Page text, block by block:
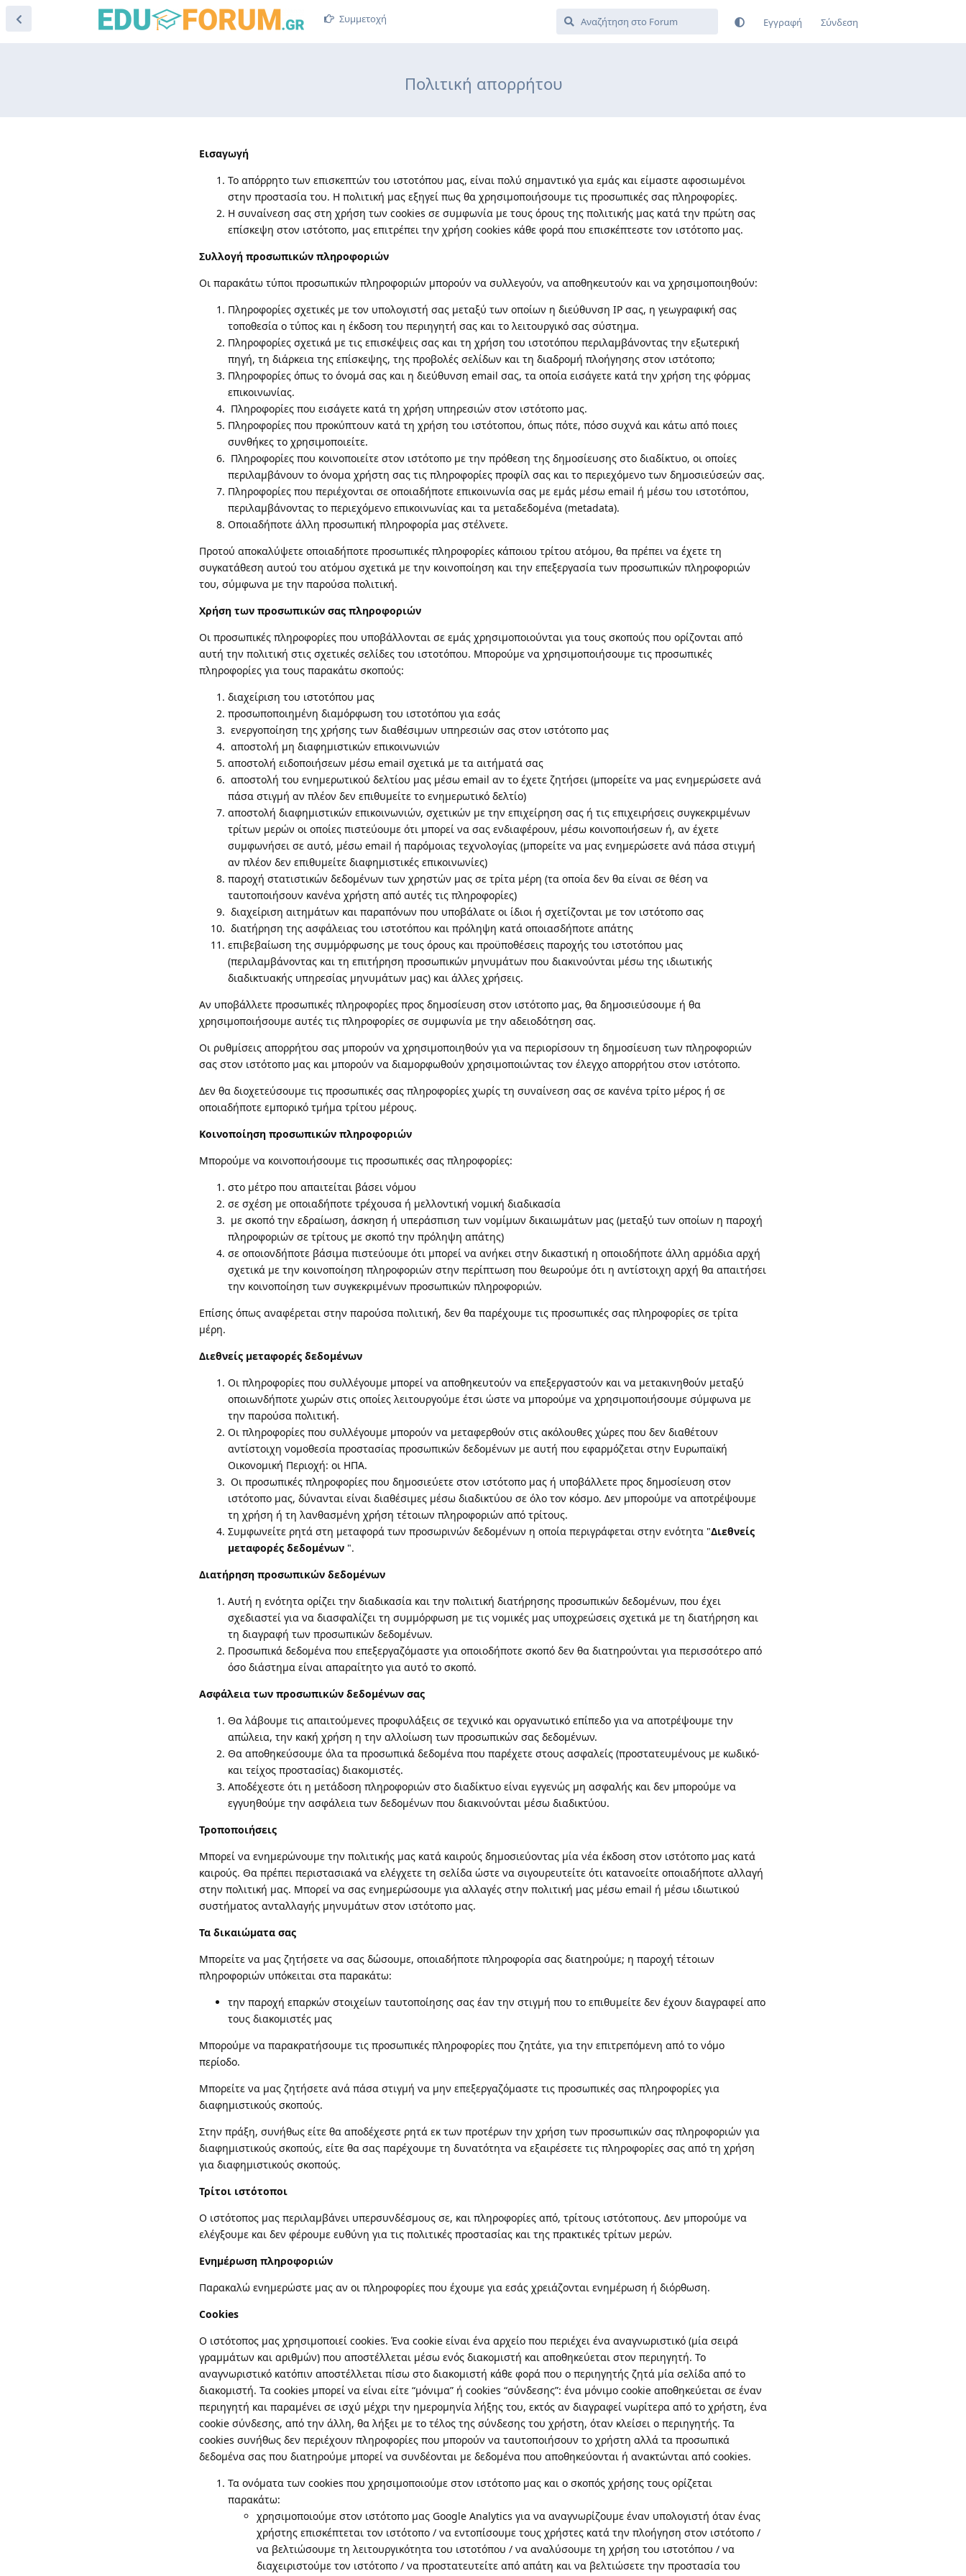
Συμμετοχή Εγγραφή Σύνδεση
Πολιτική απορρήτου
Εισαγωγή
Το απόρρητο των επισκεπτών του ιστοτόπου μας, είναι πολύ σημαντικό για εμάς και είμαστε αφοσιωμένοι
στην προστασία του. Η πολιτική μας εξηγεί πως θα χρησιμοποιήσουμε τις προσωπικές σας πληροφορίες.
Η συναίνεση σας στη χρήση των cookies σε συμφωνία με τους όρους της πολιτικής μας κατά την πρώτη σας
επίσκεψη στον ιστότοπο, μας επιτρέπει την χρήση cookies κάθε φορά που επισκέπτεστε τον ιστότοπο μας.
Συλλογή προσωπικών πληροφοριών
Οι παρακάτω τύποι προσωπικών πληροφοριών μπορούν να συλλεγούν, να αποθηκευτούν και να χρησιμοποιηθούν:
Πληροφορίες σχετικές με τον υπολογιστή σας μεταξύ των οποίων η διεύθυνση IP σας, η γεωγραφική σας
τοποθεσία ο τύπος και η έκδοση του περιηγητή σας και το λειτουργικό σας σύστημα.
Πληροφορίες σχετικά με τις επισκέψεις σας και τη χρήση του ιστοτόπου περιλαμβάνοντας την εξωτερική
πηγή, τη διάρκεια της επίσκεψης, της προβολές σελίδων και τη διαδρομή πλοήγησης στον ιστότοπο;
Πληροφορίες όπως το όνομά σας και η διεύθυνση email σας, τα οποία εισάγετε κατά την χρήση της φόρμας
επικοινωνίας.
Πληροφορίες που εισάγετε κατά τη χρήση υπηρεσιών στον ιστότοπο μας.
Πληροφορίες που προκύπτουν κατά τη χρήση του ιστότοπου, όπως πότε, πόσο συχνά και κάτω από ποιες
συνθήκες το χρησιμοποιείτε.
Πληροφορίες που κοινοποιείτε στον ιστότοπο με την πρόθεση της δημοσίευσης στο διαδίκτυο, οι οποίες
περιλαμβάνουν το όνομα χρήστη σας τις πληροφορίες προφίλ σας και το περιεχόμενο των δημοσιεύσεών σας.
Πληροφορίες που περιέχονται σε οποιαδήποτε επικοινωνία σας με εμάς μέσω email ή μέσω του ιστοτόπου,
περιλαμβάνοντας το περιεχόμενο επικοινωνίας και τα μεταδεδομένα (metadata).
Οποιαδήποτε άλλη προσωπική πληροφορία μας στέλνετε.
Προτού αποκαλύψετε οποιαδήποτε προσωπικές πληροφορίες κάποιου τρίτου ατόμου, θα πρέπει να έχετε τη
συγκατάθεση αυτού του ατόμου σχετικά με την κοινοποίηση και την επεξεργασία των προσωπικών πληροφοριών
του, σύμφωνα με την παρούσα πολιτική.
Χρήση των προσωπικών σας πληροφοριών
Οι προσωπικές πληροφορίες που υποβάλλονται σε εμάς χρησιμοποιούνται για τους σκοπούς που ορίζονται από
αυτή την πολιτική στις σχετικές σελίδες του ιστοτόπου. Μπορούμε να χρησιμοποιήσουμε τις προσωπικές
πληροφορίες για τους παρακάτω σκοπούς:
διαχείριση του ιστοτόπου μας
προσωποποιημένη διαμόρφωση του ιστοτόπου για εσάς
ενεργοποίηση της χρήσης των διαθέσιμων υπηρεσιών σας στον ιστότοπο μας
αποστολή μη διαφημιστικών επικοινωνιών
αποστολή ειδοποιήσεων μέσω email σχετικά με τα αιτήματά σας
αποστολή του ενημερωτικού δελτίου μας μέσω email αν το έχετε ζητήσει (μπορείτε να μας ενημερώσετε ανά
πάσα στιγμή αν πλέον δεν επιθυμείτε το ενημερωτικό δελτίο)
αποστολή διαφημιστικών επικοινωνιών, σχετικών με την επιχείρηση σας ή τις επιχειρήσεις συγκεκριμένων
τρίτων μερών οι οποίες πιστεύουμε ότι μπορεί να σας ενδιαφέρουν, μέσω κοινοποιήσεων ή, αν έχετε
συμφωνήσει σε αυτό, μέσω email ή παρόμοιας τεχνολογίας (μπορείτε να μας ενημερώσετε ανά πάσα στιγμή
αν πλέον δεν επιθυμείτε διαφημιστικές επικοινωνίες)
παροχή στατιστικών δεδομένων των χρηστών μας σε τρίτα μέρη (τα οποία δεν θα είναι σε θέση να
ταυτοποιήσουν κανένα χρήστη από αυτές τις πληροφορίες)
διαχείριση αιτημάτων και παραπόνων που υποβάλατε οι ίδιοι ή σχετίζονται με τον ιστότοπο σας
διατήρηση της ασφάλειας του ιστοτόπου και πρόληψη κατά οποιασδήποτε απάτης
επιβεβαίωση της συμμόρφωσης με τους όρους και προϋποθέσεις παροχής του ιστοτόπου μας
(περιλαμβάνοντας και τη επιτήρηση προσωπικών μηνυμάτων που διακινούνται μέσω της ιδιωτικής
διαδικτυακής υπηρεσίας μηνυμάτων μας) και άλλες χρήσεις.
Αν υποβάλλετε προσωπικές πληροφορίες προς δημοσίευση στον ιστότοπο μας, θα δημοσιεύσουμε ή θα
χρησιμοποιήσουμε αυτές τις πληροφορίες σε συμφωνία με την αδειοδότηση σας.
Οι ρυθμίσεις απορρήτου σας μπορούν να χρησιμοποιηθούν για να περιορίσουν τη δημοσίευση των πληροφοριών
σας στον ιστότοπο μας και μπορούν να διαμορφωθούν χρησιμοποιώντας τον έλεγχο απορρήτου στον ιστότοπο.
Δεν θα διοχετεύσουμε τις προσωπικές σας πληροφορίες χωρίς τη συναίνεση σας σε κανένα τρίτο μέρος ή σε
οποιαδήποτε εμπορικό τμήμα τρίτου μέρους.
Κοινοποίηση προσωπικών πληροφοριών
Μπορούμε να κοινοποιήσουμε τις προσωπικές σας πληροφορίες:
στο μέτρο που απαιτείται βάσει νόμου
σε σχέση με οποιαδήποτε τρέχουσα ή μελλοντική νομική διαδικασία
με σκοπό την εδραίωση, άσκηση ή υπεράσπιση των νομίμων δικαιωμάτων μας (μεταξύ των οποίων η παροχή
πληροφοριών σε τρίτους με σκοπό την πρόληψη απάτης)
σε οποιονδήποτε βάσιμα πιστεύουμε ότι μπορεί να ανήκει στην δικαστική η οποιοδήποτε άλλη αρμόδια αρχή
σχετικά με την κοινοποίηση πληροφοριών στην περίπτωση που θεωρούμε ότι η αντίστοιχη αρχή θα απαιτήσει
την κοινοποίηση των συγκεκριμένων προσωπικών πληροφοριών.
Επίσης όπως αναφέρεται στην παρούσα πολιτική, δεν θα παρέχουμε τις προσωπικές σας πληροφορίες σε τρίτα
μέρη.
Διεθνείς μεταφορές δεδομένων
Οι πληροφορίες που συλλέγουμε μπορεί να αποθηκευτούν να επεξεργαστούν και να μετακινηθούν μεταξύ
οποιωνδήποτε χωρών στις οποίες λειτουργούμε έτσι ώστε να μπορούμε να χρησιμοποιήσουμε σύμφωνα με
την παρούσα πολιτική.
Οι πληροφορίες που συλλέγουμε μπορούν να μεταφερθούν στις ακόλουθες χώρες που δεν διαθέτουν
αντίστοιχη νομοθεσία προστασίας προσωπικών δεδομένων με αυτή που εφαρμόζεται στην Ευρωπαϊκή
Οικονομική Περιοχή: οι ΗΠΑ.
Οι προσωπικές πληροφορίες που δημοσιεύετε στον ιστότοπο μας ή υποβάλλετε προς δημοσίευση στον
ιστότοπο μας, δύνανται είναι διαθέσιμες μέσω διαδικτύου σε όλο τον κόσμο. Δεν μπορούμε να αποτρέψουμε
τη χρήση ή τη λανθασμένη χρήση τέτοιων πληροφοριών από τρίτους.
Συμφωνείτε ρητά στη μεταφορά των προσωρινών δεδομένων η οποία περιγράφεται στην ενότητα "Διεθνείς
μεταφορές δεδομένων ".
Διατήρηση προσωπικών δεδομένων
Αυτή η ενότητα ορίζει την διαδικασία και την πολιτική διατήρησης προσωπικών δεδομένων, που έχει
σχεδιαστεί για να διασφαλίζει τη συμμόρφωση με τις νομικές μας υποχρεώσεις σχετικά με τη διατήρηση και
τη διαγραφή των προσωπικών δεδομένων.
Προσωπικά δεδομένα που επεξεργαζόμαστε για οποιοδήποτε σκοπό δεν θα διατηρούνται για περισσότερο από
όσο διάστημα είναι απαραίτητο για αυτό το σκοπό.
Ασφάλεια των προσωπικών δεδομένων σας
Θα λάβουμε τις απαιτούμενες προφυλάξεις σε τεχνικό και οργανωτικό επίπεδο για να αποτρέψουμε την
απώλεια, την κακή χρήση η την αλλοίωση των προσωπικών σας δεδομένων.
Θα αποθηκεύσουμε όλα τα προσωπικά δεδομένα που παρέχετε στους ασφαλείς (προστατευμένους με κωδικό-
και τείχος προστασίας) διακομιστές.
Αποδέχεστε ότι η μετάδοση πληροφοριών στο διαδίκτυο είναι εγγενώς μη ασφαλής και δεν μπορούμε να
εγγυηθούμε την ασφάλεια των δεδομένων που διακινούνται μέσω διαδικτύου.
Τροποποιήσεις
Μπορεί να ενημερώνουμε την πολιτικής μας κατά καιρούς δημοσιεύοντας μία νέα έκδοση στον ιστότοπο μας κατά
καιρούς. Θα πρέπει περιστασιακά να ελέγχετε τη σελίδα ώστε να σιγουρευτείτε ότι κατανοείτε οποιαδήποτε αλλαγή
στην πολιτική μας. Μπορεί να σας ενημερώσουμε για αλλαγές στην πολιτική μας μέσω email ή μέσω ιδιωτικού
συστήματος ανταλλαγής μηνυμάτων στον ιστότοπο μας.
Τα δικαιώματα σας
Μπορείτε να μας ζητήσετε να σας δώσουμε, οποιαδήποτε πληροφορία σας διατηρούμε; η παροχή τέτοιων
πληροφοριών υπόκειται στα παρακάτω:
την παροχή επαρκών στοιχείων ταυτοποίησης σας έαν την στιγμή που το επιθυμείτε δεν έχουν διαγραφεί απο
τους διακομιστές μας
Μπορούμε να παρακρατήσουμε τις προσωπικές πληροφορίες που ζητάτε, για την επιτρεπόμενη από το νόμο
περίοδο.
Μπορείτε να μας ζητήσετε ανά πάσα στιγμή να μην επεξεργαζόμαστε τις προσωπικές σας πληροφορίες για
διαφημιστικούς σκοπούς.
Στην πράξη, συνήθως είτε θα αποδέχεστε ρητά εκ των προτέρων την χρήση των προσωπικών σας πληροφοριών για
διαφημιστικούς σκοπούς, είτε θα σας παρέχουμε τη δυνατότητα να εξαιρέσετε τις πληροφορίες σας από τη χρήση
για διαφημιστικούς σκοπούς.
Τρίτοι ιστότοποι
Ο ιστότοπος μας περιλαμβάνει υπερσυνδέσμους σε, και πληροφορίες από, τρίτους ιστότοπους. Δεν μπορούμε να
ελέγξουμε και δεν φέρουμε ευθύνη για τις πολιτικές προστασίας και της πρακτικές τρίτων μερών.
Ενημέρωση πληροφοριών
Παρακαλώ ενημερώστε μας αν οι πληροφορίες που έχουμε για εσάς χρειάζονται ενημέρωση ή διόρθωση.
Cookies
Ο ιστότοπος μας χρησιμοποιεί cookies. Ένα cookie είναι ένα αρχείο που περιέχει ένα αναγνωριστικό (μία σειρά
γραμμάτων και αριθμών) που αποστέλλεται μέσω ενός διακομιστή και αποθηκεύεται στον περιηγητή. Το
αναγνωριστικό κατόπιν αποστέλλεται πίσω στο διακομιστή κάθε φορά που ο περιηγητής ζητά μία σελίδα από το
διακομιστή. Τα cookies μπορεί να είναι είτε “μόνιμα” ή cookies “σύνδεσης”: ένα μόνιμο cookie αποθηκεύεται σε έναν
περιηγητή και παραμένει σε ισχύ μέχρι την ημερομηνία λήξης του, εκτός αν διαγραφεί νωρίτερα από το χρήστη, ένα
cookie σύνδεσης, από την άλλη, θα λήξει με το τέλος της σύνδεσης του χρήστη, όταν κλείσει ο περιηγητής. Τα
cookies συνήθως δεν περιέχουν πληροφορίες που μπορούν να ταυτοποιήσουν το χρήστη αλλά τα προσωπικά
δεδομένα σας που διατηρούμε μπορεί να συνδέονται με δεδομένα που αποθηκεύονται ή ανακτώνται από cookies.
Τα ονόματα των cookies που χρησιμοποιούμε στον ιστότοπο μας και ο σκοπός χρήσης τους ορίζεται
παρακάτω:
χρησιμοποιούμε στον ιστότοπο μας Google Analytics για να αναγνωρίζουμε έναν υπολογιστή όταν ένας
χρήστης επισκέπτεται τον ιστότοπο / να εντοπίσουμε τους χρήστες κατά την πλοήγηση στον ιστότοπο /
να βελτιώσουμε τη λειτουργικότητα του ιστοτόπου / να αναλύσουμε τη χρήση του ιστοτόπου / να
διαχειριστούμε τον ιστότοπο / να προστατευτείτε από απάτη και να βελτιώσετε την προστασία του